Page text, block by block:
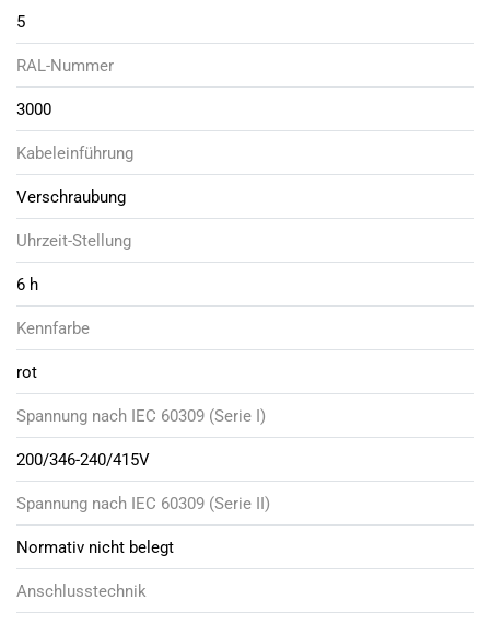
5
RAL-Nummer
3000
Kabeleinführung
Verschraubung
Uhrzeit-Stellung
6 h
Kennfarbe
rot
Spannung nach IEC 60309 (Serie I)
200/346-240/415V
Spannung nach IEC 60309 (Serie II)
Normativ nicht belegt
Anschlusstechnik